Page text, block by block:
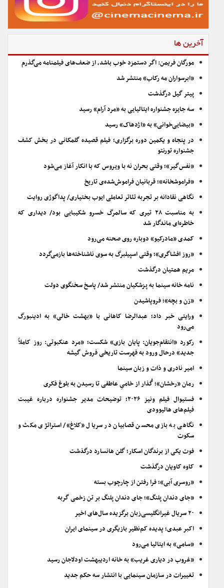
آخرین ها
مورگان فریمن: اگر دستمزد خوب باشد، از ضعف‌های فیلمنامه می‌گذرم
«ابرسواران مه رکاب» منتشر شد
پیتر گیل درگذشت
سه جایزه جشنواره ایتالیایی به «مرد آرام» رسید
«بیضایی‌خوانی» به «اژدهاک» رسید
در پنجاه و یکمین دوره برگزاری؛ فیلم قصیده گلمکانی در بخش کشف
جشنواره تورنتو
«نفس‌گیر»؛ وقتی بحران نه با ویروس که با انکار آغاز می‌شود
«فراموشخانه»؛ قربانیان فراموش‌شده‌ی تاریخ
نگاهی نقادانه بر تجربه تئاتر تعاملی ایوب بختیاری/ پداگوژی روایت
به مناسبت ۲۸ تیری که سالمرگ خسرو شکیبایی بود/ دیداری که
خاطره‌ای ماندگار شد
کمدی «مادرکیو» دوباره روی صحنه می‌رود
«روز افشاگری»؛ وقتی اسپیلبرگ به سوی ناشناخته‌ها بازمی‌گردد
مریم همتیان درگذشت
نامه خانه سینما به پزشکیان منتشر شد/ پاسخ سخنگوی دولت
«زن و بچه»؛ فروپاشیدن
ورایتی خبر داد؛ عبدالرضا کاهانی با «بهشت خالی» به ادینبورگ
می‌رود
رکورد «انتقام‌جویان: پایان بازی» شکست؛ «مرد عنکبوتی: روز کاملاً
جدید» درحال ورود به فهرست تاریخی فروش گیشه
امیر نادری و ذات و زبان سینما
رمان «رخشان»؛ گُذار از خامیِ عاطفی تا رسیدن به بلوغ فکری
فستیوال فیلم ونیز ۲۰۲۶؛ توضیحات مدیر جشنواره درباره غیبت
فیلم‌های هالیوودی
نگاهی به بازی محسن قصابیان در سریال «کلاغ»/ استراتژی مکث و
سکوت
فوت یکی از برندگان اسکار؛ گلن هانسارد درگذشت
کاوه کاویان درگذشت
«روسری آبی»؛ فرا رفتن از چارچوب بسته
«جای دندان پلنگ»؛ جای دندان پلنگ بر تن زخمی گربه
۲۰ سریال غیرانگلیسی‌زبان برگزیده سال‌های اخیر
اکبر عبدی؛ پدیده کم‌نظیر بازیگری در سینمای ایران
«سامی» به ایتالیا می‌رود
«غروب در دیاری غریب» به خانه اردیبهشت اودلاجان رسید
تغییرات در سازمان سینمایی با انتشار سه حکم جدید